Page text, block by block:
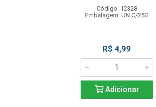
Código: 12328
Embalagem: UN C/25G
R$ 4,99
Adicionar